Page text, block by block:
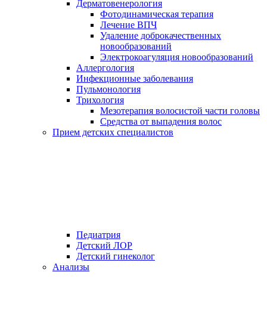
Дерматовенерология
Фотодинамическая терапия
Лечение ВПЧ
Удаление доброкачественных
новообразований
Электрокоагуляция новообразований
Аллергология
Инфекционные заболевания
Пульмонология
Трихология
Мезотерапия волосистой части головы
Средства от выпадения волос
Прием детских специалистов
Педиатрия
Детский ЛОР
Детский гинеколог
Анализы